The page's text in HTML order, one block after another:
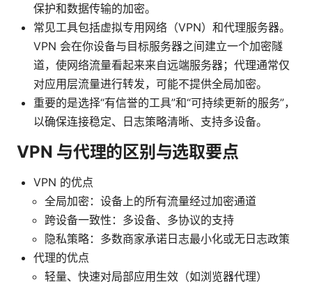
保护和数据传输的加密。
常见工具包括虚拟专用网络（VPN）和代理服务器。
VPN 会在你设备与目标服务器之间建立一个加密隧
道，使网络流量看起来来自远端服务器；代理通常仅
对应用层流量进行转发，可能不提供全局加密。
重要的是选择“有信誉的工具”和“可持续更新的服务”，
以确保连接稳定、日志策略清晰、支持多设备。
VPN 与代理的区别与选取要点
VPN 的优点
全局加密：设备上的所有流量经过加密通道
跨设备一致性：多设备、多协议的支持
隐私策略：多数商家承诺日志最小化或无日志政策
代理的优点
轻量、快速对局部应用生效（如浏览器代理）